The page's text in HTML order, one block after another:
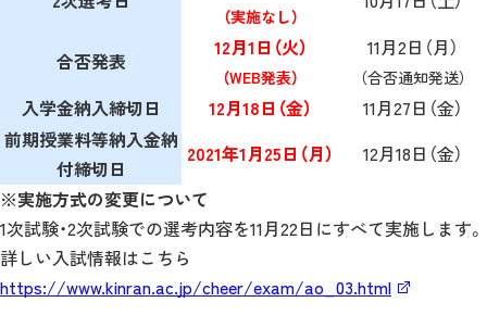
（実施なし）
合否発表
12月1日（火）
（WEB発表）
11月2日（月）
（合否通知発送）
入学金納入締切日 12月18日（金）
11月27日（金）
前期授業料等納入金納
付締切日
2021年1月25日（月）
12月18日（金）
※実施方式の変更について
1次試験・2次試験での選考内容を11月22日にすべて実施します。
詳しい入試情報はこちら
https://www.kinran.ac.jp/cheer/exam/ao_03.html